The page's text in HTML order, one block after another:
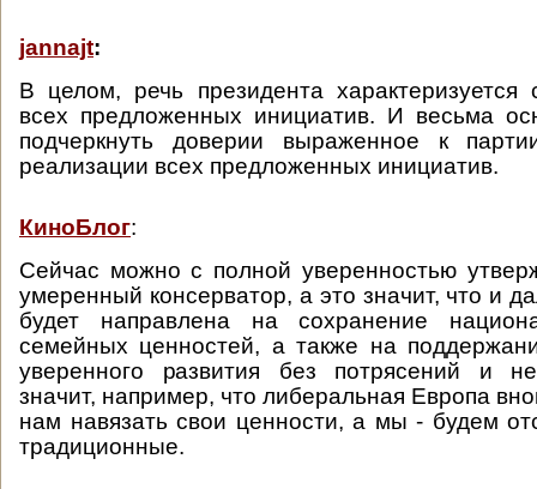
jannajt:
В целом, речь президента характеризуется
всех предложенных инициатив. И весьма
подчеркнуть доверии выраженное к
реализации всех предложенных инициатив.
КиноБлог:
Сейчас можно с полной уверенностью
умеренный консерватор, а это значит, что и
будет направлена на сохранение
семейных ценностей, а также на
уверенного развития без потрясений и
значит, например, что либеральная Европа
нам навязать свои ценности, а мы - будем
традиционные.